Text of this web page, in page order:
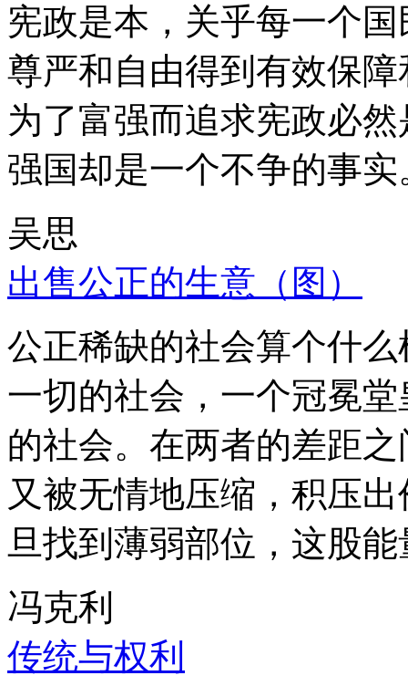
宪政是本，关乎每一个
尊严和自由得到有效保
为了富强而追求宪政必
强国却是一个不争的事实
吴思
出售公正的生意（图）
公正稀缺的社会算个什
一切的社会，一个冠冕
的社会。在两者的差距
又被无情地压缩，积压
旦找到薄弱部位，这股
冯克利
传统与权利